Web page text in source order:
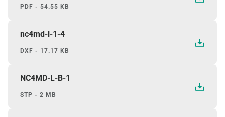
PDF - 54.55 KB
nc4md-l-1-4
DXF - 17.17 KB
NC4MD-L-B-1
STP - 2 MB